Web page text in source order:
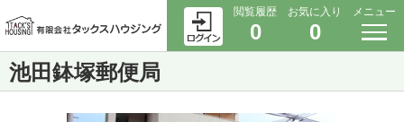
閲覧履歴
0
お気に入り
0
メニュー
池田鉢塚郵便局